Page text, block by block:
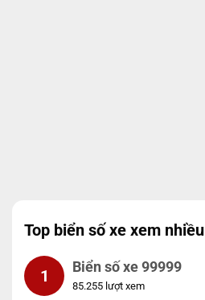
Top biển số xe xem nhiều
1 Biển số xe 99999
85.255 lượt xem